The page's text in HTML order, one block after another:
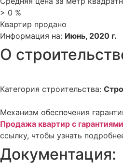
> 0 %
Квартир продано
Информация на: Июнь, 2020 г.
О
Категория строительства:
Механизм обеспечения
Продажа квартир с
ссылку, чтобы узнать
Документация: